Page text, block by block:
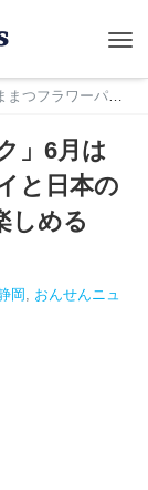
が主役！西洋アジサイと日本のアジサイを2つのスポットで楽しめる
」6月は
と日本の
しめる
岡 , おんせんニュ